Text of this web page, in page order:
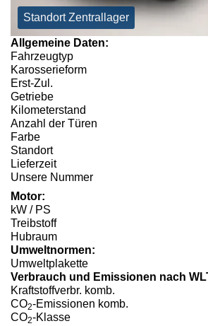
Standort Zentrallager
Allgemeine Daten:
Fahrzeugtyp
Karosserieform
Erst-Zul.
Getriebe
Kilometerstand
Anzahl der Türen
Farbe
Standort
Lieferzeit
Unsere Nummer
Motor:
kW / PS
Treibstoff
Hubraum
Umweltnormen:
Umweltplakette
Verbrauch und Emissionen nach
Kraftstoffverbr. komb.
CO2-Emissionen komb.
CO2-Klasse